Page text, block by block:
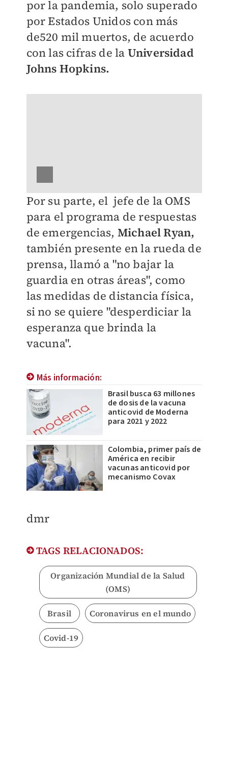
por la pandemia, solo superado
por Estados Unidos con más
de520 mil muertos, de acuerdo
con las cifras de la Universidad
Johns Hopkins.
Por su parte, el jefe de la OMS
para el programa de respuestas
de emergencias, Michael Ryan,
también presente en la rueda de
prensa, llamó a "no bajar la
guardia en otras áreas", como
las medidas de distancia física,
si no se quiere "desperdiciar la
esperanza que brinda la
vacuna".
Más información:
Brasil busca 63 millones
de dosis de la vacuna
anticovid de Moderna
para 2021 y 2022
Colombia, primer país de
América en recibir
vacunas anticovid por
mecanismo Covax
​dmr
TAGS RELACIONADOS:
Organización Mundial de la Salud
(OMS)
Brasil Coronavirus en el mundo
Covid-19